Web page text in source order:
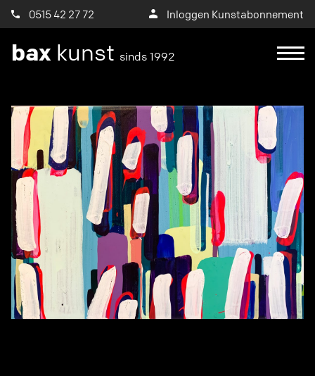
0515 42 27 72 Inloggen Kunstabonnement
bax kunst sinds 1992